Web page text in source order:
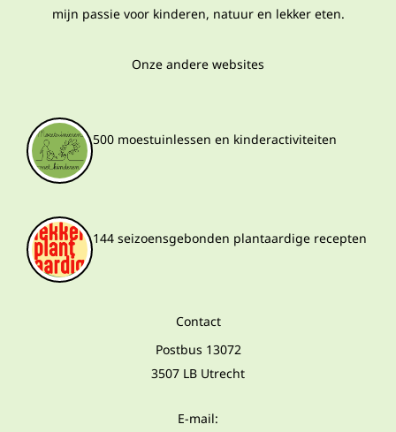
mijn passie voor kinderen, natuur en lekker eten.
Onze andere websites
500 moestuinlessen en kinderactiviteiten
144 seizoensgebonden plantaardige recepten
Contact
Postbus 13072
3507 LB Utrecht
E-mail: